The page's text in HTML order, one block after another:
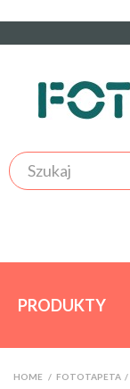
PRODUKTY
HOME FOTOTAPETA